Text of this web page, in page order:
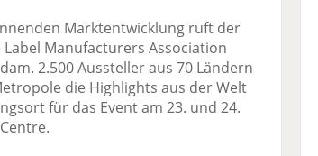
Marktentwicklung ruft der
Manufacturers Association
2.500 Aussteller aus 70 Ländern
die Highlights aus der Welt
für das Event am 23. und 24.